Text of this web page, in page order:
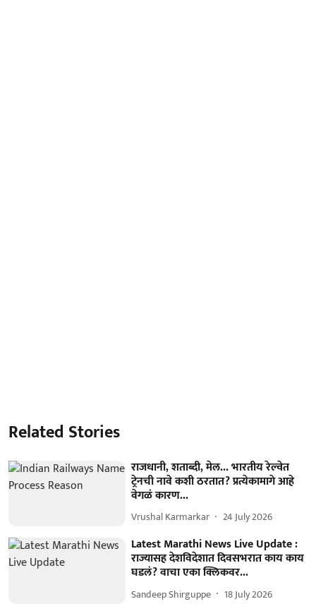
Related Stories
राजधानी, शताब्दी, मेल... भारतीय रेल्वेत
ट्रेनची नावे कशी ठरतात? प्रत्येकामागे आहे
वेगळं कारण...
Vrushal Karmarkar 24 July 2026
Latest Marathi News Live Update :
राज्यासह देशविदेशात दिवसभरात काय काय
घडलं? वाचा एका क्लिकवर...
Sandeep Shirguppe 18 July 2026